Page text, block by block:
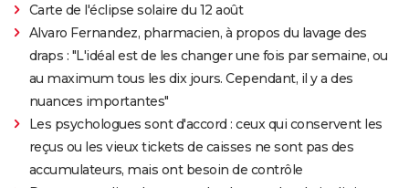
Carte de l'éclipse solaire du 12 août
Alvaro Fernandez, pharmacien, à propos du lavage des
draps : "L'idéal est de les changer une fois par semaine, ou
au maximum tous les dix jours. Cependant, il y a des
nuances importantes"
Les psychologues sont d'accord : ceux qui conservent les
reçus ou les vieux tickets de caisses ne sont pas des
accumulateurs, mais ont besoin de contrôle